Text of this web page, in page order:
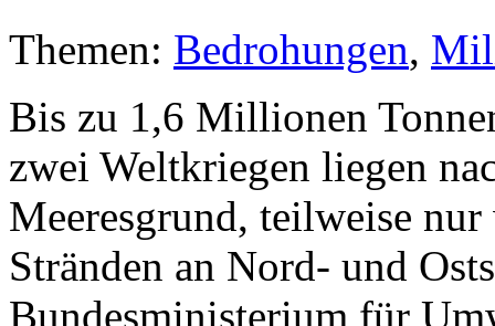
Themen: Bedrohungen,
Bis zu 1,6 Millionen
zwei Weltkriegen liegen
Meeresgrund, teilweise
Stränden an Nord- und
Bundesministerium für